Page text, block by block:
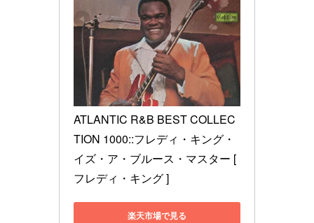
ATLANTIC R&B BEST COLLEC
TION 1000::フレディ・キング・
イズ・ア・ブルース・マスター [
フレディ・キング ]
楽天市場で見る